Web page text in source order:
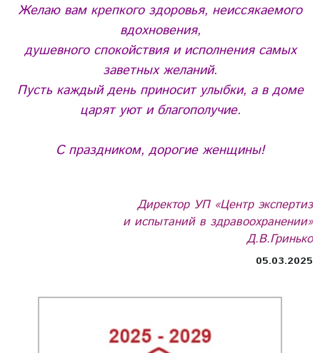
Желаю вам крепкого здоровья, неиссякаемого
вдохновения,
душевного спокойствия и исполнения самых
заветных желаний.
Пусть каждый день приносит улыбки, а в доме
царят уют и благополучие.
С праздником, дорогие женщины!
Директор УП «Центр экспертиз
и испытаний в здравоохранении»
Д.В.Гринько
05.03.2025